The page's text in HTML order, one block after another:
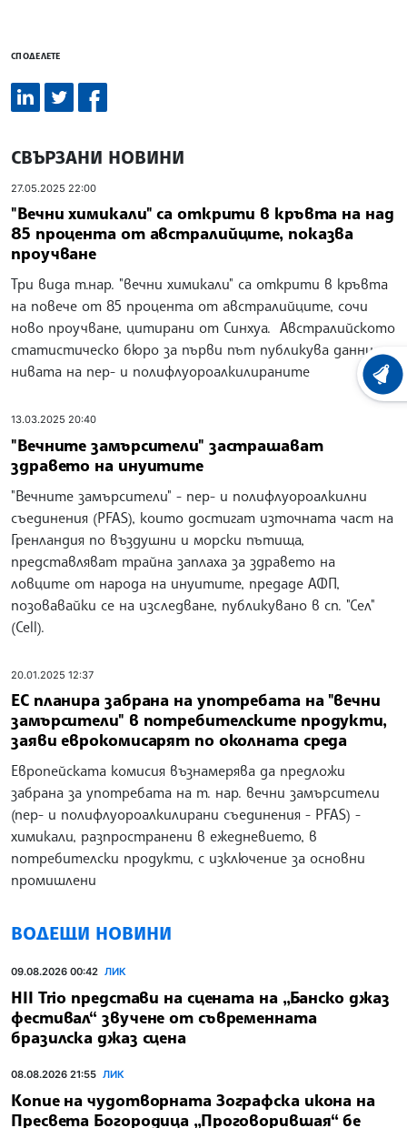
СПОДЕЛЕТЕ
СВЪРЗАНИ НОВИНИ
27.05.2025 22:00
"Вечни химикали" са открити в кръвта на над
85 процента от австралийците, показва
проучване
Три вида т.нар. "вечни химикали" са открити в кръвта
на повече от 85 процента от австралийците, сочи
ново проучване, цитирани от Синхуа. Австралийското
статистическо бюро за първи път публикува данни за
нивата на пер- и полифлуороалкилираните
13.03.2025 20:40
"Вечните замърсители" застрашават
здравето на инуитите
"Вечните замърсители" - пер- и полифлуороалкилни
съединения (PFAS), които достигат източната част на
Гренландия по въздушни и морски пътища,
представляват трайна заплаха за здравето на
ловците от народа на инуитите, предаде АФП,
позовавайки се на изследване, публикувано в сп. "Сел"
(Cell).
20.01.2025 12:37
ЕС планира забрана на употребата на "вечни
замърсители" в потребителските продукти,
заяви еврокомисарят по околната среда
Европейската комисия възнамерява да предложи
забрана за употребата на т. нар. вечни замърсители
(пер- и полифлуороалкилирани съединения - PFAS) -
химикали, разпространени в ежедневието, в
потребителски продукти, с изключение за основни
промишлени
ВОДЕЩИ НОВИНИ
09.08.2026 00:42 ЛИК
HII Trio представи на сцената на „Банско джаз
фестивал“ звучене от съвременната
бразилска джаз сцена
08.08.2026 21:55 ЛИК
Копие на чудотворната Зографска икона на
Пресвета Богородица „Проговорившая“ бе